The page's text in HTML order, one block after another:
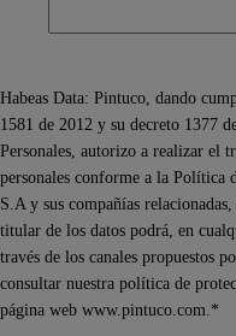
Habeas Data: Pintuco, dando
1581 de 2012 y su decreto 1377
Personales, autorizo a realizar el
personales conforme a la Política
S.A y sus compañías
titular de los datos podrá, en
través de los canales propuestos
consultar nuestra política de
página web www.pintuco.com.*